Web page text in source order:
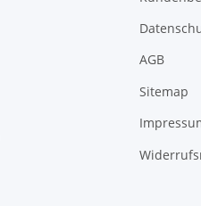
AGB
Sitemap